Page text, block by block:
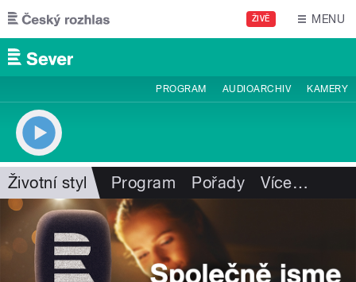
Přejít k hlavnímu obsahu
ŽIVĚ MENU
PROGRAM AUDIOARCHIV KAMERY
Životní styl Program Pořady Více…